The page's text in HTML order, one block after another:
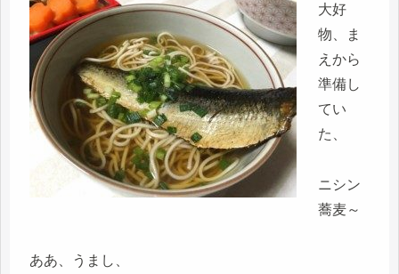
大好
物、ま
えから
準備し
てい
た、
ニシン
蕎麦～
ああ、うまし、